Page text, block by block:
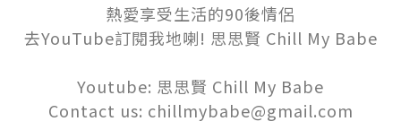
熱愛享受生活的90後情侶
去YouTube訂閱我地喇! 思思賢 Chill My Babe
Youtube: 思思賢 Chill My Babe
Contact us: chillmybabe@gmail.com